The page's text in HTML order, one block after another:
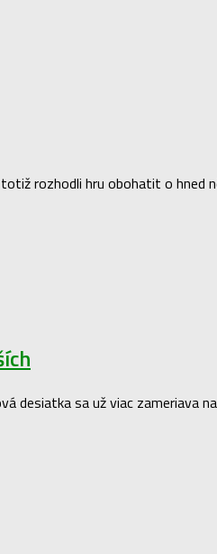
rozhodli hru obohatit o hned
desiatka sa už viac zameriava